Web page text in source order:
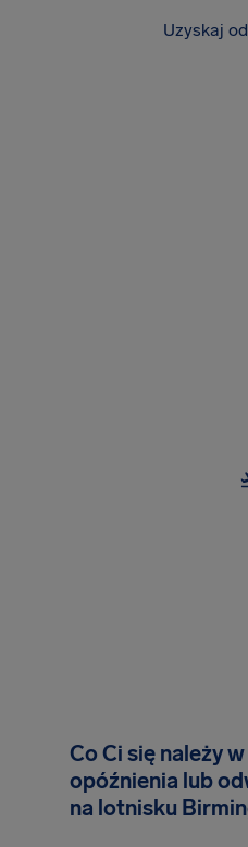
Uzyskaj
Co Ci się należy
opóźnienia lub
na lotnisku